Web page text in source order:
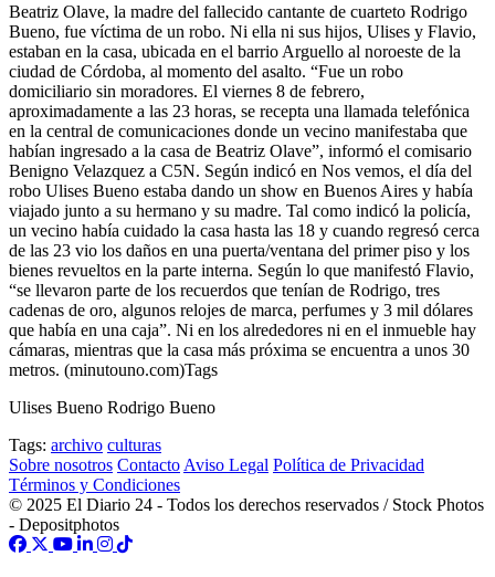
Beatriz Olave, la madre del fallecido cantante de cuarteto Rodrigo
Bueno, fue víctima de un robo. Ni ella ni sus hijos, Ulises y Flavio,
estaban en la casa, ubicada en el barrio Arguello al noroeste de la
ciudad de Córdoba, al momento del asalto. “Fue un robo
domiciliario sin moradores. El viernes 8 de febrero,
aproximadamente a las 23 horas, se recepta una llamada telefónica
en la central de comunicaciones donde un vecino manifestaba que
habían ingresado a la casa de Beatriz Olave”, informó el comisario
Benigno Velazquez a C5N. Según indicó en Nos vemos, el día del
robo Ulises Bueno estaba dando un show en Buenos Aires y había
viajado junto a su hermano y su madre. Tal como indicó la policía,
un vecino había cuidado la casa hasta las 18 y cuando regresó cerca
de las 23 vio los daños en una puerta/ventana del primer piso y los
bienes revueltos en la parte interna. Según lo que manifestó Flavio,
“se llevaron parte de los recuerdos que tenían de Rodrigo, tres
cadenas de oro, algunos relojes de marca, perfumes y 3 mil dólares
que había en una caja”. Ni en los alrededores ni en el inmueble hay
cámaras, mientras que la casa más próxima se encuentra a unos 30
metros. (minutouno.com)Tags
Ulises Bueno Rodrigo Bueno
Tags: archivo culturas
Sobre nosotros Contacto Aviso Legal Política de Privacidad
Términos y Condiciones
© 2025 El Diario 24 - Todos los derechos reservados / Stock Photos
- Depositphotos